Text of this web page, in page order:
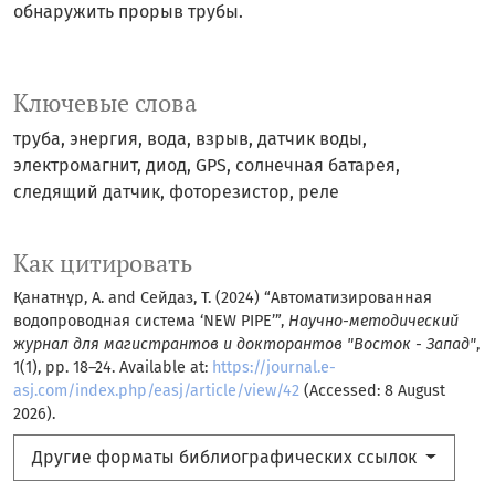
Ключевые слова
труба, энергия, вода, взрыв, датчик воды,
электромагнит, диод, GPS, солнечная батарея,
следящий датчик, фоторезистор, реле
Как цитировать
Қанатнұр, А. and Сейдаз, Т. (2024) “Автоматизированная
водопроводная система ‘NEW PIPE’”, Научно-методический
журнал для магистрантов и докторантов "Восток - Запад",
1(1), pp. 18–24. Available at: https://journal.e-
asj.com/index.php/easj/article/view/42 (Accessed: 8 August
2026).
Другие форматы библиографических ссылок
обнаружить прорыв трубы.